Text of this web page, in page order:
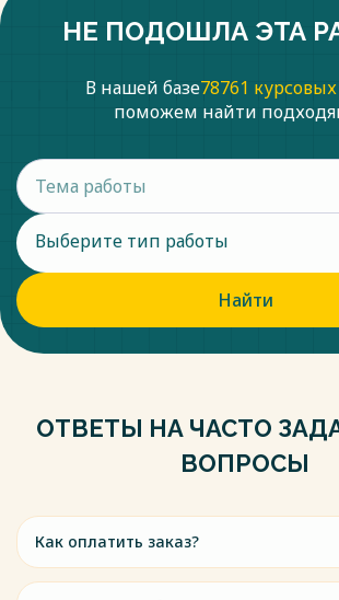
НЕ ПОДОШЛА ЭТА
В нашей базе78761
поможем найти
Выберите тип работы
Найти
ОТВЕТЫ НА ЧАСТО
ВОПРОСЫ
Как оплатить заказ?